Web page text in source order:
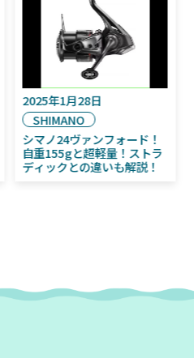
2025年1月28日
SHIMANO
シマノ24ヴァンフォード！
自重155gと超軽量！ストラ
ディックとの違いも解説！